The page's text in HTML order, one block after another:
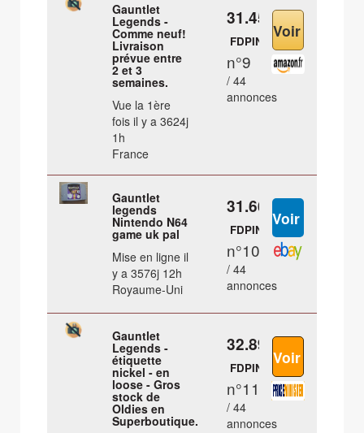
Gauntlet
Legends -
Comme neuf!
Livraison
prévue entre
2 et 3
semaines.
Vue la 1ère
fois il y a 3624j
1h
France
31.45 €
FDPIN
n°9
/ 44
annonces
Gauntlet
legends
Nintendo N64
game uk pal
Mise en ligne il
y a 3576j 12h
Royaume-Uni
31.66 €
FDPIN
n°10
/ 44
annonces
Gauntlet
Legends -
étiquette
nickel - en
loose - Gros
stock de
Oldies en
Superboutique.
32.89 €
FDPIN
n°11
/ 44
annonces